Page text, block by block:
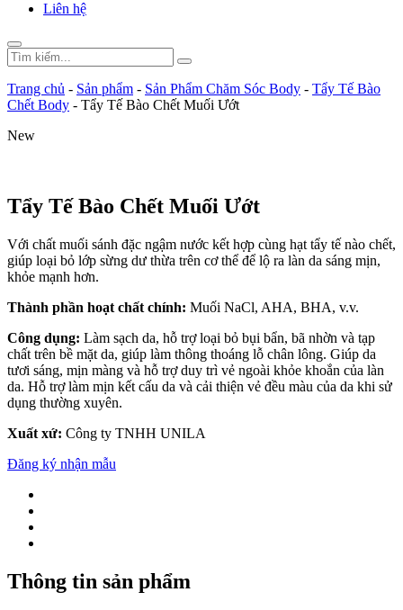
Liên hệ
Trang chủ - Sản phẩm - Sản Phẩm Chăm Sóc Body - Tẩy Tế Bào
Chết Body - Tẩy Tế Bào Chết Muối Ướt
New
Tẩy Tế Bào Chết Muối Ướt
Với chất muối sánh đặc ngậm nước kết hợp cùng hạt tẩy tế nào chết,
giúp loại bỏ lớp sừng dư thừa trên cơ thể để lộ ra làn da sáng mịn,
khỏe mạnh hơn.
Thành phần hoạt chất chính: Muối NaCl, AHA, BHA, v.v.
Công dụng: Làm sạch da, hỗ trợ loại bỏ bụi bẩn, bã nhờn và tạp
chất trên bề mặt da, giúp làm thông thoáng lỗ chân lông. Giúp da
tươi sáng, mịn màng và hỗ trợ duy trì vẻ ngoài khỏe khoắn của làn
da. Hỗ trợ làm mịn kết cấu da và cải thiện vẻ đều màu của da khi sử
dụng thường xuyên.
Xuất xứ: Công ty TNHH UNILA
Đăng ký nhận mẫu
Thông tin sản phẩm